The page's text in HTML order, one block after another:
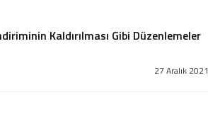
Kaldırılması Gibi Düzenlemeler
27 Aralık 2021